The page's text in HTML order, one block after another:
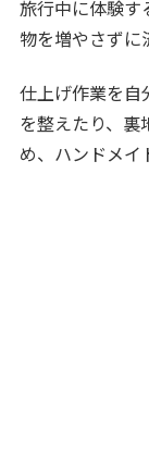
旅行中に体験す
物を増やさずに
仕上げ作業を自
を整えたり、裏
め、ハンドメイ